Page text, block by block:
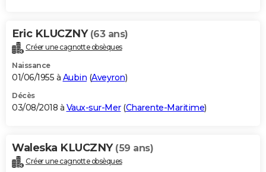
Eric KLUCZNY (63 ans)
Créer une cagnotte obsèques
Naissance
01/06/1955 à Aubin (Aveyron)
Décès
03/08/2018 à Vaux-sur-Mer(Charente-Maritime)
Waleska KLUCZNY (59 ans)
Créer une cagnotte obsèques